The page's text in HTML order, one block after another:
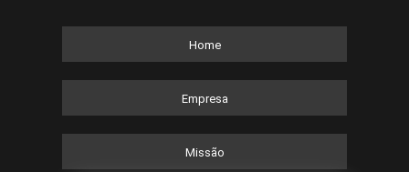
Home
Empresa
Missão